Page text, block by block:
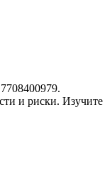
и риски. Изучите